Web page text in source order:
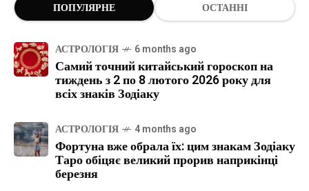
ПОПУЛЯРНЕ ОСТАННІ
АСТРОЛОГІЯ 6 months ago
Самий точний китайський гороскоп на
тиждень з 2 по 8 лютого 2026 року для
всіх знаків Зодіаку
АСТРОЛОГІЯ 4 months ago
Фортуна вже обрала їх: цим знакам Зодіаку
Таро обіцяє великий прорив наприкінці
березня